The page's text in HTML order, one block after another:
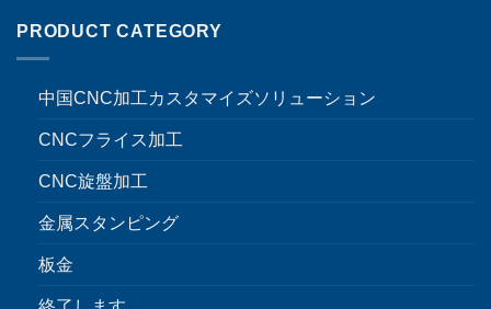
PRODUCT CATEGORY
中国CNC加工カスタマイズソリューション
CNCフライス加工
CNC旋盤加工
金属スタンピング
板金